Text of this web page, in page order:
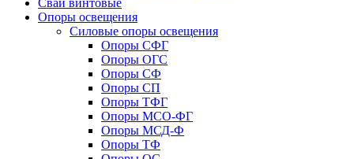
Сваи винтовые
Опоры освещения
Силовые опоры освещения
Опоры СФГ
Опоры ОГС
Опоры СФ
Опоры СП
Опоры ТФГ
Опоры МСО-ФГ
Опоры МСД-Ф
Опоры ТФ